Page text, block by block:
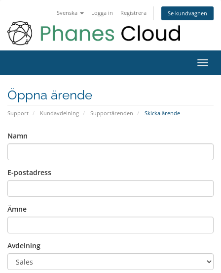
Svenska Logga in Registrera Se kundvagnen
Öppna ärende
Support Kundavdelning Supportärenden Skicka ärende
Namn
E-postadress
Ämne
Avdelning